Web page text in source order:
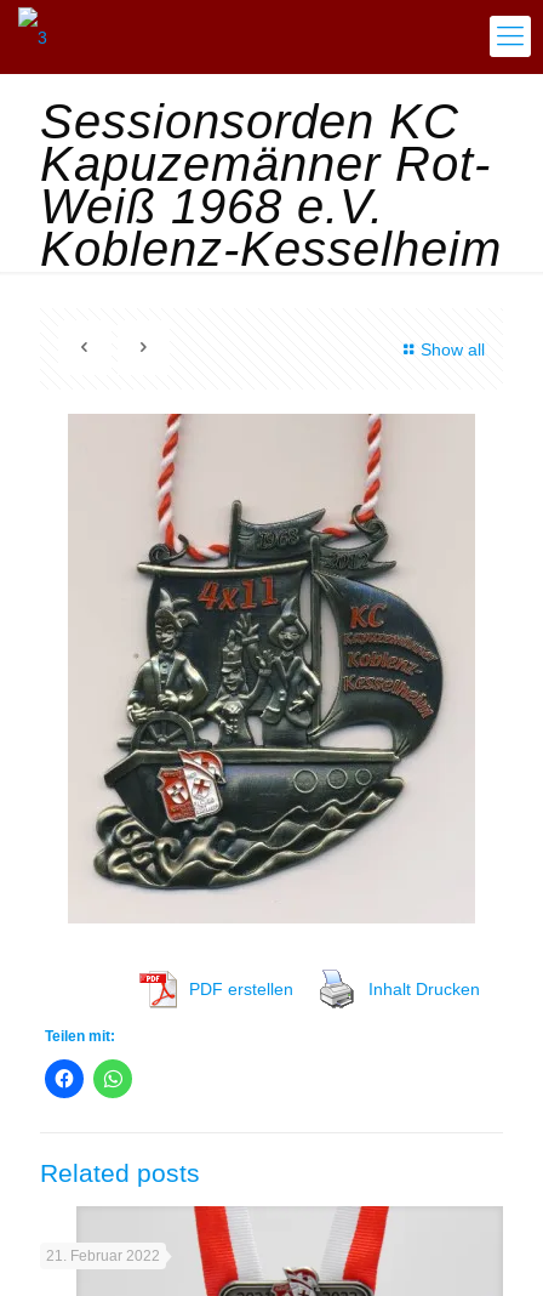
Sessionsorden KC
Kapuzemänner Rot-
Weiß 1968 e.V.
Koblenz-Kesselheim
Show all
PDF erstellen Inhalt Drucken
Teilen mit:
Related posts
21. Februar 2022